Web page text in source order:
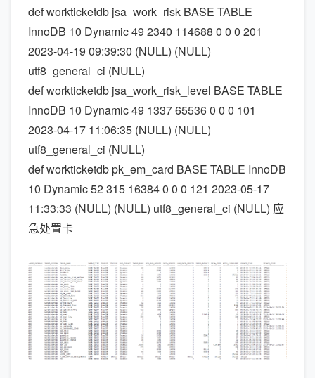
def workticketdb jsa_work_risk BASE TABLE
InnoDB 10 Dynamic 49 2340 114688 0 0 0 201
2023-04-19 09:39:30 (NULL) (NULL)
utf8_general_ci (NULL)
def workticketdb jsa_work_risk_level BASE TABLE
InnoDB 10 Dynamic 49 1337 65536 0 0 0 101
2023-04-17 11:06:35 (NULL) (NULL)
utf8_general_ci (NULL)
def workticketdb pk_em_card BASE TABLE InnoDB
10 Dynamic 52 315 16384 0 0 0 121 2023-05-17
11:33:33 (NULL) (NULL) utf8_general_ci (NULL) 应
急处置卡